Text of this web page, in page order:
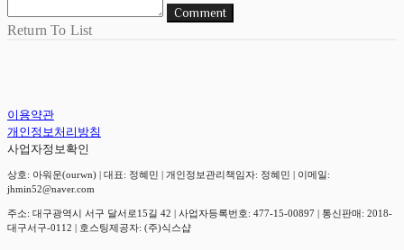
Comment
Return To List
이용약관
개인정보처리방침
사업자정보확인
상호: 아워운(ourwn) | 대표: 정혜민 | 개인정보관리책임자: 정혜민 | 이메일:
jhmin52@naver.com
주소: 대구광역시 서구 달서로15길 42 | 사업자등록번호: 477-15-00897 | 통신판매: 2018-
대구서구-0112 | 호스팅제공자: (주)식스샵